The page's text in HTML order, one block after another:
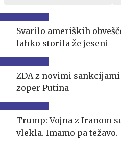
Svarilo ameriških
lahko storila že jeseni
ZDA z novimi
zoper Putina
Trump: Vojna z Iranom
vlekla. Imamo pa težavo.